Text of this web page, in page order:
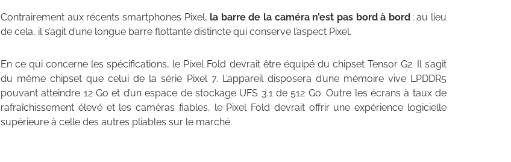
Contrairement aux récents smartphones Pixel, la barre de la caméra n’est pas bord à bord; au lieu
de cela, il s’agit d’une longue barre flottante distincte qui conserve l’aspect Pixel.
En ce qui concerne les spécifications, le Pixel Fold devrait être équipé du chipset Tensor G2. Il s’agit
du même chipset que celui de la série Pixel 7. L’appareil disposera d’une mémoire vive LPDDR5
pouvant atteindre 12 Go et d’un espace de stockage UFS 3.1 de 512 Go. Outre les écrans à taux de
rafraîchissement élevé et les caméras fiables, le Pixel Fold devrait offrir une expérience logicielle
supérieure à celle des autres pliables sur le marché.